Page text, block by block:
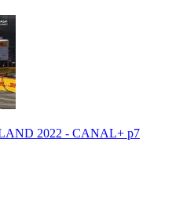
2022 - CANAL+ p7